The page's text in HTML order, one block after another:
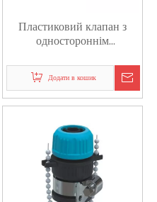
Пластиковий клапан з
одностороннім
до крана ванної кімнати
Додати в кошик